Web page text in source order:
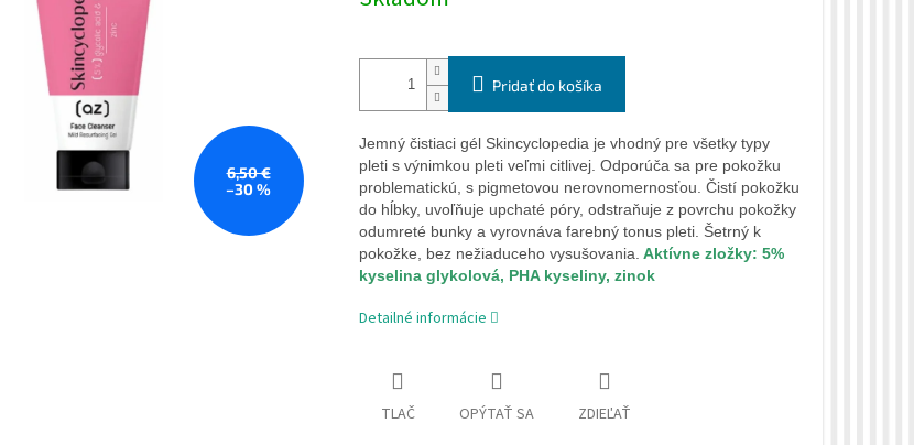
hviezdičiek.
6,50 €
–30 %
Pridať do košíka
Jemný čistiaci gél Skincyclopedia je vhodný pre všetky typy
pleti s výnimkou pleti veľmi citlivej. Odporúča sa pre pokožku
problematickú, s pigmetovou nerovnomernosťou. Čistí pokožku
do hĺbky, uvoľňuje upchaté póry, odstraňuje z povrchu pokožky
odumreté bunky a vyrovnáva farebný tonus pleti. Šetrný k
pokožke, bez nežiaduceho vysušovania. Aktívne zložky: 5%
kyselina glykolová, PHA kyseliny, zinok
Detailné informácie
TLAČ OPÝTAŤ SA ZDIEĽAŤ